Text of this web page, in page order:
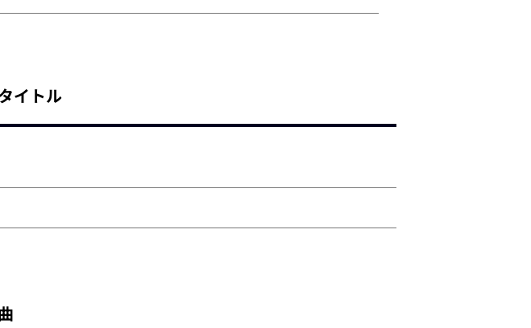
イトル